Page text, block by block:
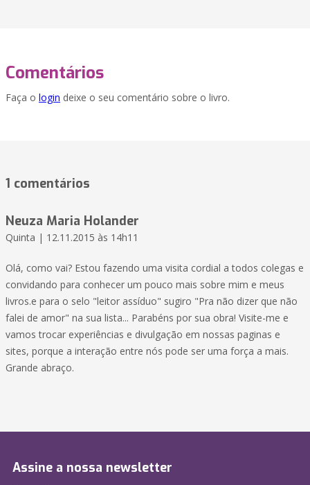
Comentários
Faça o login deixe o seu comentário sobre o livro.
1 comentários
Neuza Maria Holander
Quinta | 12.11.2015 às 14h11
Olá, como vai? Estou fazendo uma visita cordial a todos colegas e
convidando para conhecer um pouco mais sobre mim e meus
livros.e para o selo "leitor assíduo" sugiro "Pra não dizer que não
falei de amor" na sua lista... Parabéns por sua obra! Visite-me e
vamos trocar experiências e divulgação em nossas paginas e
sites, porque a interação entre nós pode ser uma força a mais.
Grande abraço.
Assine a nossa newsletter